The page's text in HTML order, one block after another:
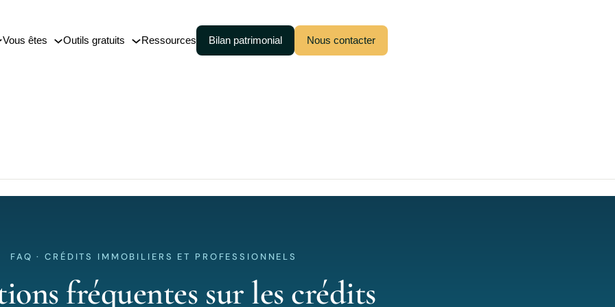
Vous êtes Outils gratuits Ressources Bilan patrimonial Nous contacter
FAQ · CRÉDITS IMMOBILIERS ET PROFESSIONNELS
fréquentes sur les crédits